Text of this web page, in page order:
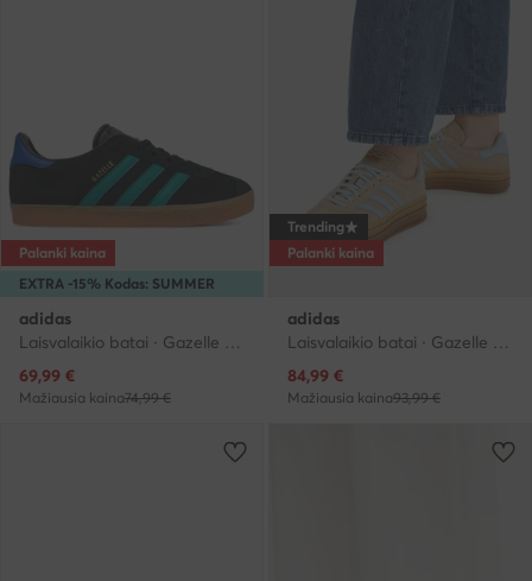
EXTRA -15% Kodas: SUMMER
Palanki kaina
adidas
Laisvalaikio batai · Gazelle · Juoda
Dabartinė kaina
69,99 €
Mažiausia kaina74,99 €
Trending
Palanki kaina
adidas
Laisvalaikio batai · Gazelle · Smėlio
Dabartinė kaina
84,99 €
Mažiausia kaina93,99 €